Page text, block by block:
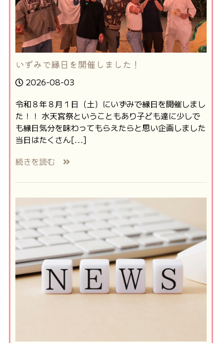
いずみで縁日を開催しました！
2026-08-03
令和８年８月１日（土）にいずみで縁日を開催しまし
た！！ 水天宮祭ということもあり子ども達に少しで
も縁日気分を味わってもらえたらと思い企画しました
当日はたくさん[...]
続きを読む